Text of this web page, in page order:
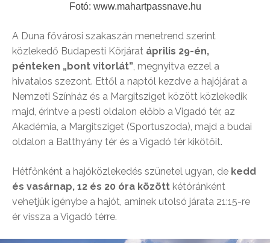
Fotó: www.mahartpassnave.hu
A Duna fővárosi szakaszán menetrend szerint
közlekedő Budapesti Körjárat április 29-én,
pénteken „bont vitorlát” , megnyitva ezzel a
hivatalos szezont. Ettől a naptól kezdve a hajójárat a
Nemzeti Színház és a Margitsziget között közlekedik
majd, érintve a pesti oldalon előbb a Vigadó tér, az
Akadémia, a Margitsziget (Sportuszoda), majd a budai
oldalon a Batthyány tér és a Vigadó tér kikötőit.
Hétfőnként a hajóközlekedés szünetel ugyan, de kedd
és vasárnap, 12 és 20 óra között kétóránként
vehetjük igénybe a hajót, aminek utolsó járata 21:15-re
ér vissza a Vigadó térre.